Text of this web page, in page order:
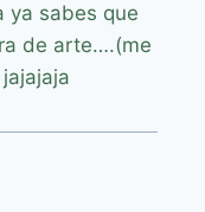
ya sabes que
de arte….(me